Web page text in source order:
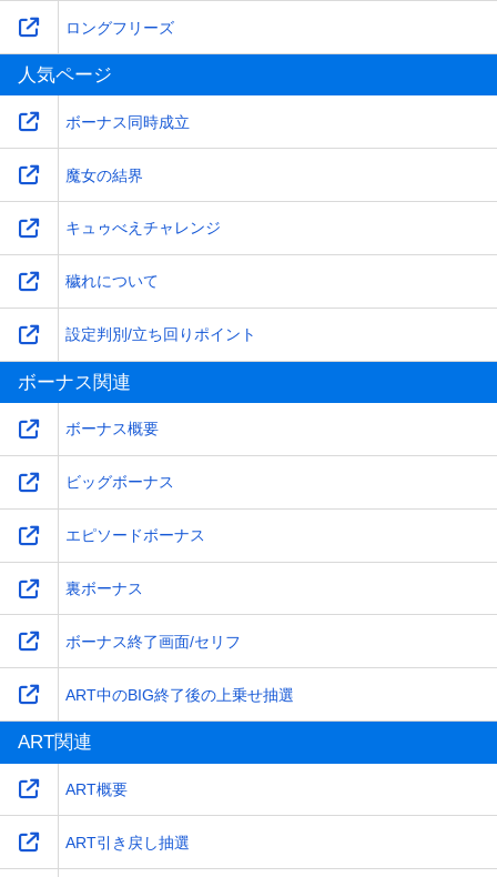
ロングフリーズ
人気ページ
ボーナス同時成立
魔女の結界
キュゥべえチャレンジ
穢れについて
設定判別/立ち回りポイント
ボーナス関連
ボーナス概要
ビッグボーナス
エピソードボーナス
裏ボーナス
ボーナス終了画面/セリフ
ART中のBIG終了後の上乗せ抽選
ART関連
ART概要
ART引き戻し抽選